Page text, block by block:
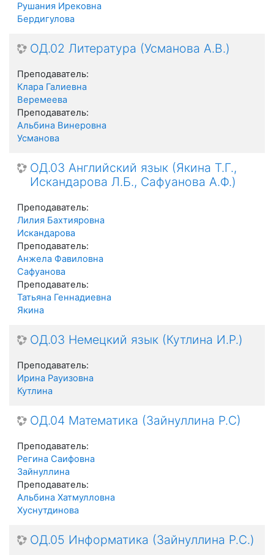
Рушания Ирековна
Бердигулова
ОД.02 Литература (Усманова А.В.)
Преподаватель:
Клара Галиевна
Веремеева
Преподаватель:
Альбина Винеровна
Усманова
ОД.03 Английский язык (Якина Т.Г.,
Искандарова Л.Б., Сафуанова А.Ф.)
Преподаватель:
Лилия Бахтияровна
Искандарова
Преподаватель:
Анжела Фавиловна
Сафуанова
Преподаватель:
Татьяна Геннадиевна
Якина
ОД.03 Немецкий язык (Кутлина И.Р.)
Преподаватель:
Ирина Рауизовна
Кутлина
ОД.04 Математика (Зайнуллина Р.С)
Преподаватель:
Регина Саифовна
Зайнуллина
Преподаватель:
Альбина Хатмулловна
Хуснутдинова
ОД.05 Информатика (Зайнуллина Р.С.)